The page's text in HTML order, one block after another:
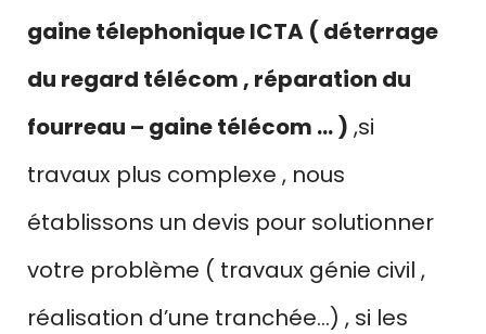
gaine télephonique ICTA ( déterrage
du regard télécom , réparation du
fourreau – gaine télécom … ) ,si
travaux plus complexe , nous
établissons un devis pour solutionner
votre problème ( travaux génie civil ,
réalisation d’une tranchée…) , si les